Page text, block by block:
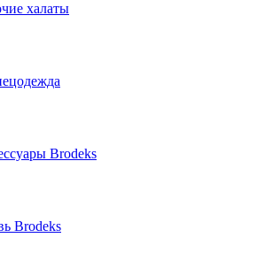
халаты
Brodeks
Brodeks